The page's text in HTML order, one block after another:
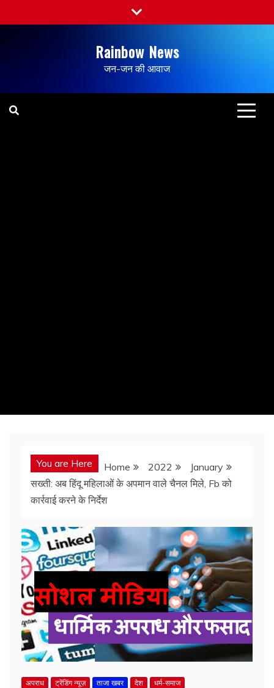
Rainbow News
जन-जन की आवाज
You are Here Home 2022
January
सख्ती: अब हिंदू महिलाओं के अपमान वाले चैनल मिले, Fb को
कार्रवाई करने के निर्देश
अपराध ट्रेंडिंग न्यूज़ ताजा खबर देश धर्म-समाज